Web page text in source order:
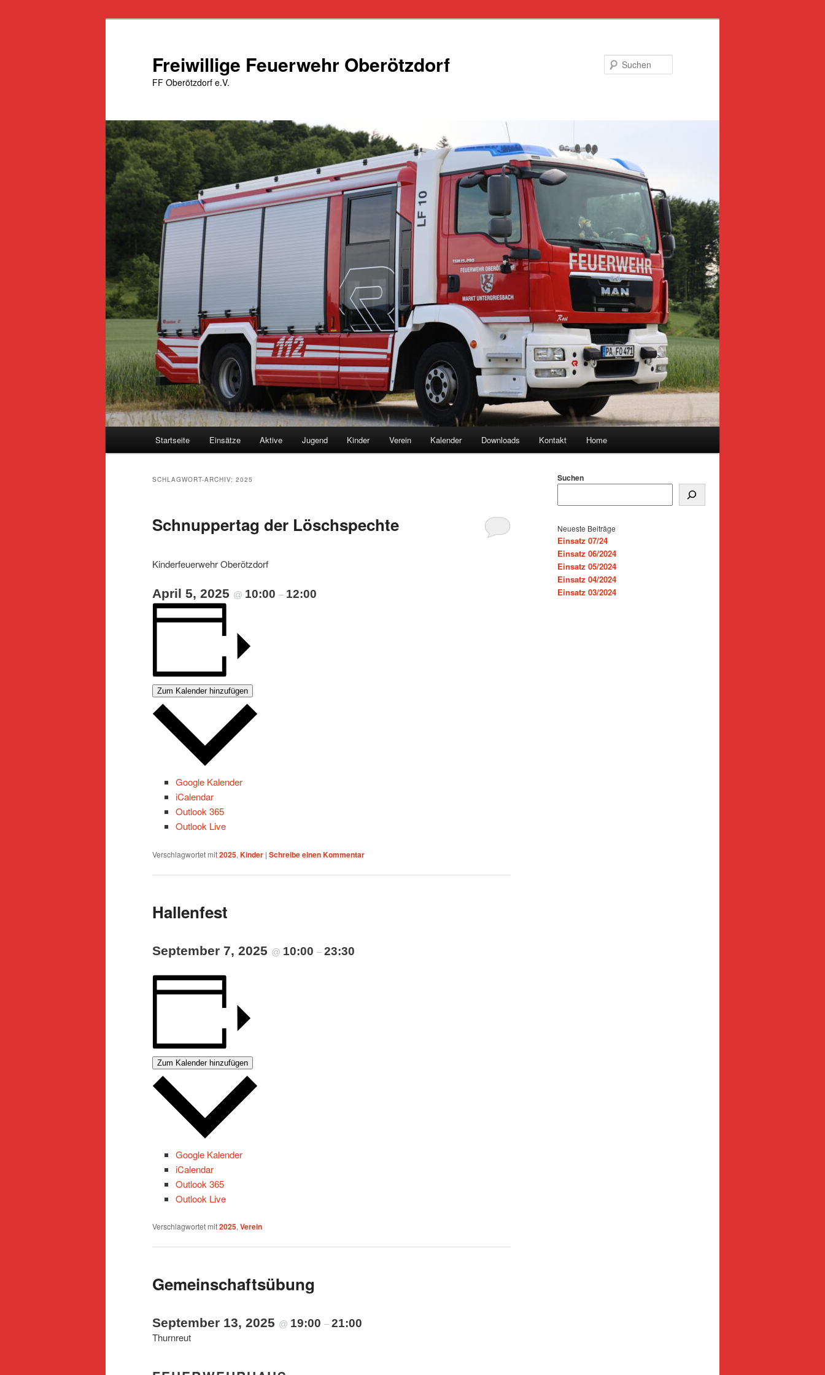
Freiwillige Feuerwehr Oberötzdorf
FF Oberötzdorf e.V.
Startseite Einsätze Aktive Jugend Kinder Verein Kalender Downloads Kontakt Home
SCHLAGWORT-ARCHIV: 2025
Schnuppertag der Löschspechte
Kinderfeuerwehr Oberötzdorf
April 5, 2025 @ 10:00 – 12:00
Zum Kalender hinzufügen
Google Kalender
iCalendar
Outlook 365
Outlook Live
Verschlagwortet mit2025, Kinder | Schreibe einen Kommentar
Hallenfest
September 7, 2025 @ 10:00 – 23:30
Zum Kalender hinzufügen
Google Kalender
iCalendar
Outlook 365
Outlook Live
Verschlagwortet mit2025, Verein
Gemeinschaftsübung
September 13, 2025 @ 19:00 – 21:00
Thurnreut
Suchen
Neueste Beiträge
Einsatz 07/24
Einsatz 06/2024
Einsatz 05/2024
Einsatz 04/2024
Einsatz 03/2024